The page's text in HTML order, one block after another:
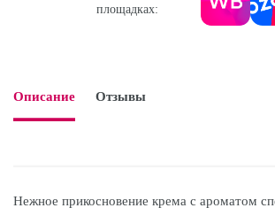
площадках:
Описание Отзывы
Нежное прикосновение крема с ароматом